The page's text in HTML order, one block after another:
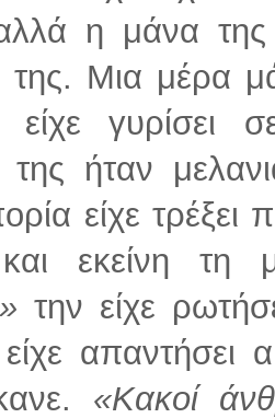
αλλά η μάνα
της. Μια μέρα
είχε γυρίσει
ήταν
είχε τρέξει
και εκείνη
την είχε
«Κακοί